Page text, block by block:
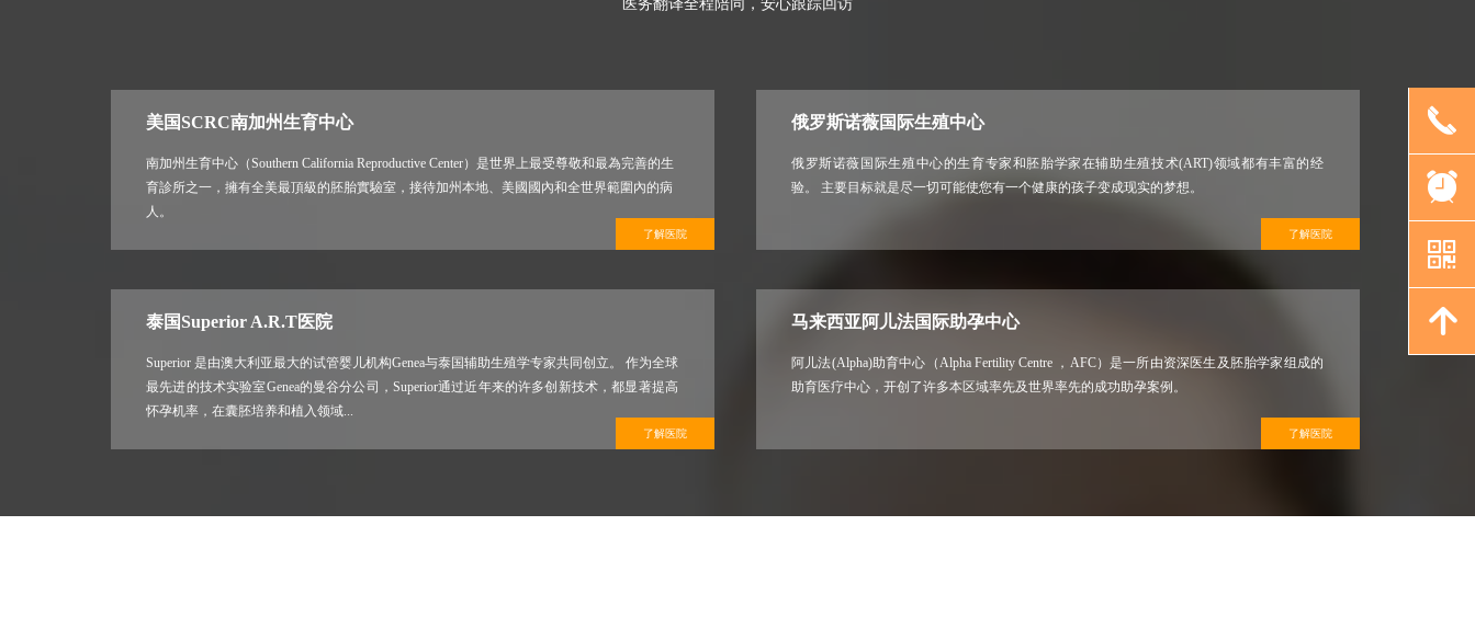
医务翻译全程陪同，安心跟踪回访
了解医院
美国SCRC南加州生育中心
南加州生育中心（Southern California Reproductive Center）是世界上最受尊敬和最為完善的生
育診所之一，擁有全美最頂級的胚胎實驗室，接待加州本地、美國國內和全世界範圍內的病
人。
了解医院
俄罗斯诺薇国际生殖中心
俄罗斯诺薇国际生殖中心的生育专家和胚胎学家在辅助生殖技术(ART)领域都有丰富的经
验。 主要目标就是尽一切可能使您有一个健康的孩子变成现实的梦想。
泰国Superior A.R.T医院
Superior 是由澳大利亚最大的试管婴儿机构Genea与泰国辅助生殖学专家共同创立。 作为全球
最先进的技术实验室Genea的曼谷分公司，Superior通过近年来的许多创新技术，都显著提高
怀孕机率，在囊胚培养和植入领域...
了解医院
马来西亚阿儿法国际助孕中心
阿儿法(Alpha)助育中心（Alpha Fertility Centre ，AFC）是一所由资深医生及胚胎学家组成的
助育医疗中心，开创了许多本区域率先及世界率先的成功助孕案例。
了解医院
끅
뀥
낃
녕